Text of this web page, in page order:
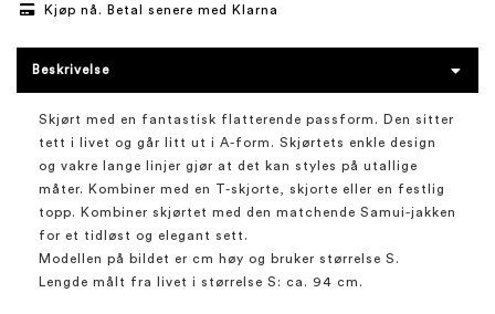
Kjøp nå. Betal senere med Klarna
Beskrivelse
Skjørt med en fantastisk flatterende passform. Den sitter
tett i livet og går litt ut i A-form. Skjørtets enkle design
og vakre lange linjer gjør at det kan styles på utallige
måter. Kombiner med en T-skjorte, skjorte eller en festlig
topp. Kombiner skjørtet med den matchende Samui-jakken
for et tidløst og elegant sett.
Modellen på bildet er cm høy og bruker størrelse S.
Lengde målt fra livet i størrelse S: ca. 94 cm.